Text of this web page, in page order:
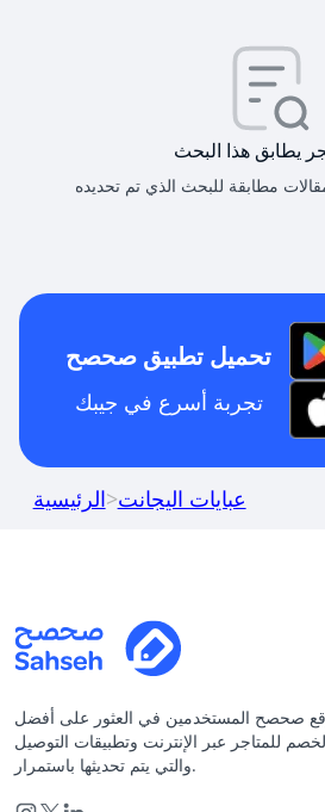
يطابق هذا البحث
تحميل تطبيق صحصح
تجربة أسرع في جيبك
الرئيسية>عبايات اليجانت
صحصح المستخدمين في العثور على أفضل
للمتاجر عبر الإنترنت وتطبيقات التوصيل
والتي يتم تحديثها باستمرار.